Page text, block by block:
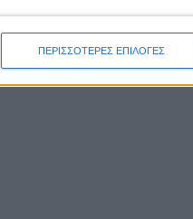
ΠΕΡΙΣΣΟΤΕΡΕΣ ΕΠΙΛΟΓΕΣ